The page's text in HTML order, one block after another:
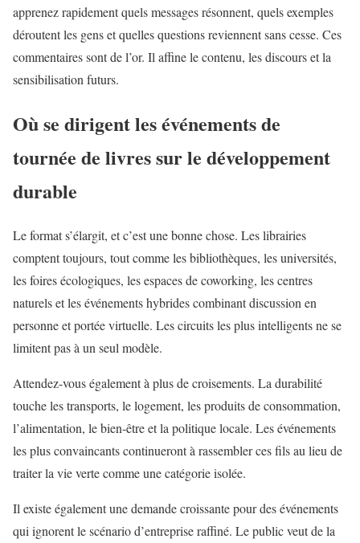
apprenez rapidement quels messages résonnent, quels exemples
déroutent les gens et quelles questions reviennent sans cesse. Ces
commentaires sont de l’or. Il affine le contenu, les discours et la
sensibilisation futurs.
Où se dirigent les événements de
tournée de livres sur le développement
durable
Le format s’élargit, et c’est une bonne chose. Les librairies
comptent toujours, tout comme les bibliothèques, les universités,
les foires écologiques, les espaces de coworking, les centres
naturels et les événements hybrides combinant discussion en
personne et portée virtuelle. Les circuits les plus intelligents ne se
limitent pas à un seul modèle.
Attendez-vous également à plus de croisements. La durabilité
touche les transports, le logement, les produits de consommation,
l’alimentation, le bien-être et la politique locale. Les événements
les plus convaincants continueront à rassembler ces fils au lieu de
traiter la vie verte comme une catégorie isolée.
Il existe également une demande croissante pour des événements
qui ignorent le scénario d’entreprise raffiné. Le public veut de la